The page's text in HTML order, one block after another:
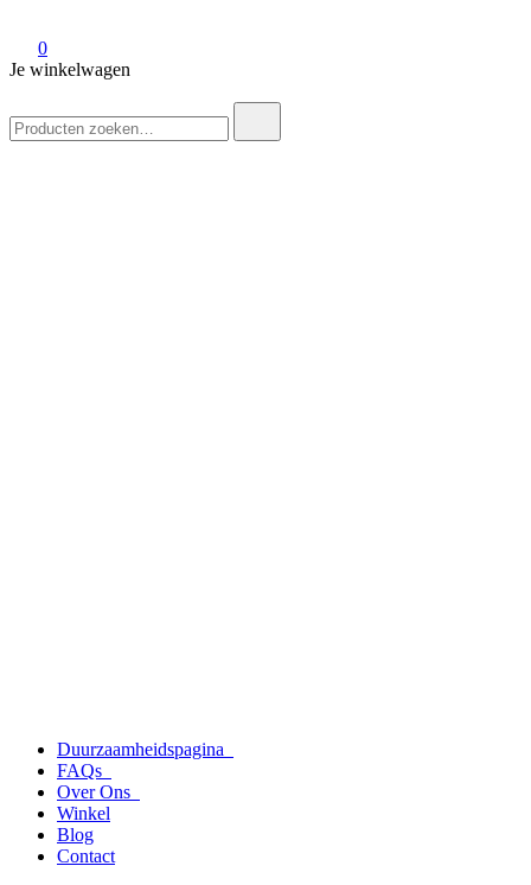
0
Je winkelwagen
naar:
Duurzaamheidspagina
FAQs
Over Ons
Winkel
Blog
Contact